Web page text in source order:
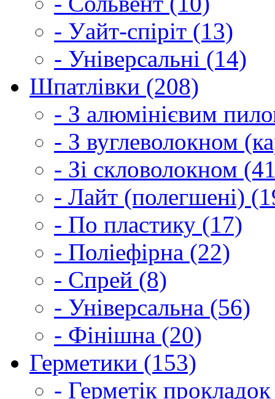
- Уайт-спіріт (13)
- Універсальні (14)
Шпатлівки (208)
- З алюмінієвим
- З вуглеволокном
- Зі скловолокном
- Лайт (полегшені)
- По пластику (17)
- Поліефірна (22)
- Спрей (8)
- Універсальна (56)
- Фінішна (20)
Герметики (153)
- Герметік